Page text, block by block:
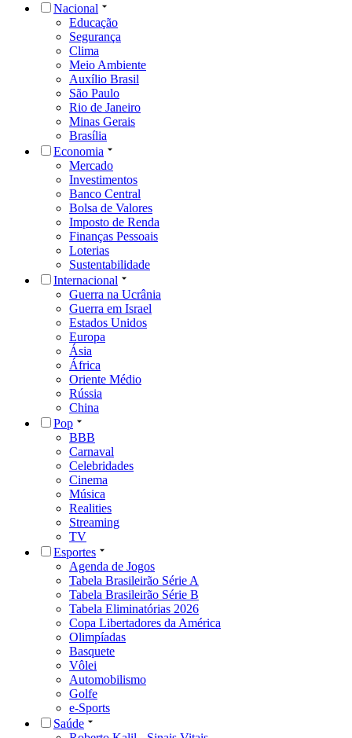
Nacional
Educação
Segurança
Clima
Meio Ambiente
Auxílio Brasil
São Paulo
Rio de Janeiro
Minas Gerais
Brasília
Economia
Mercado
Investimentos
Banco Central
Bolsa de Valores
Imposto de Renda
Finanças Pessoais
Loterias
Sustentabilidade
Internacional
Guerra na Ucrânia
Guerra em Israel
Estados Unidos
Europa
Ásia
África
Oriente Médio
Rússia
China
Pop
BBB
Carnaval
Celebridades
Cinema
Música
Realities
Streaming
TV
Esportes
Agenda de Jogos
Tabela Brasileirão Série A
Tabela Brasileirão Série B
Tabela Eliminatórias 2026
Copa Libertadores da América
Olimpíadas
Basquete
Vôlei
Automobilismo
Golfe
e-Sports
Saúde